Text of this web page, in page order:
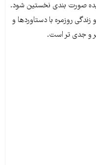
صورت بندى نخستین شود.
روزمره با دستاوردها و
و جدى تر است.